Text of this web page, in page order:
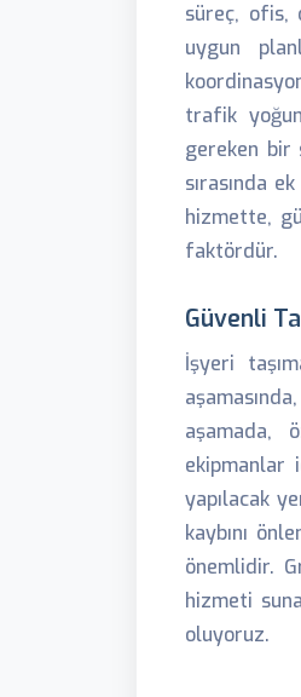
süreç, ofis,
uygun
trafik
gereken bir
sırasında
hizmette,
faktördür.
Güvenli
İşyeri
aşamada,
ekipmanlar
yapılacak
kaybını
önemlidir.
hizmeti
oluyoruz.